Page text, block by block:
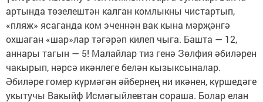
артында төзелештән калган комлыкны чистартып,
«пляж» ясаганда ком эченнән вак кына мәрҗәнгә
охшаган «шар»лар тәгәрәп килеп чыга. Башта — 12,
аннары тагын — 5! Малайлар тиз генә Зөлфия әбиләрен
чакырып, нәрсә икәнлеге белән кызыксыналар.
Әбиләре гомер күрмәгән әйбернең ни икәнен, күршедәге
укытучы Вакыйф Исмәгыйлевтан сораша. Болар елан